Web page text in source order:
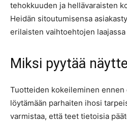
tehokkuuden ja hellävaraisten
Heidän sitoutumisensa
erilaisten vaihtoehtojen laajassa
Miksi pyytää
Tuotteiden kokeileminen ennen
löytämään parhaiten ihosi
varmistaa, että teet tietoisia